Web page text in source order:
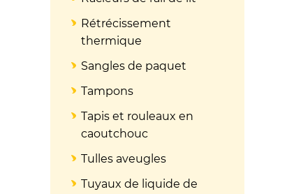
Rétrécissement
thermique
Sangles de paquet
Tampons
Tapis et rouleaux en
caoutchouc
Tulles aveugles
Tuyaux de liquide de